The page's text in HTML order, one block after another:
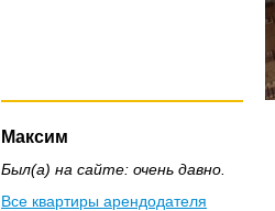
Максим
Был(а) на сайте: очень давно.
Все квартиры арендодателя